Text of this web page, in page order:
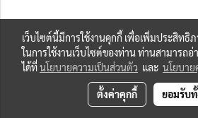
เว็บไซต์นี้มีการใช้งานคุกกี้ เพื่อเพิ่มประสิท
ในการใช้งานเว็บไซต์ของท่าน ท่านสามารถอ่
ได้ที่นโยบายความเป็นส่วนตัว และ นโยบาย
ตั้งค่าคุกกี้ ยอมรับ